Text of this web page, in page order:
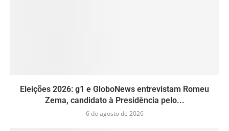
Eleições 2026: g1 e GloboNews entrevistam Romeu
Zema, candidato à Presidência pelo...
6 de agosto de 2026